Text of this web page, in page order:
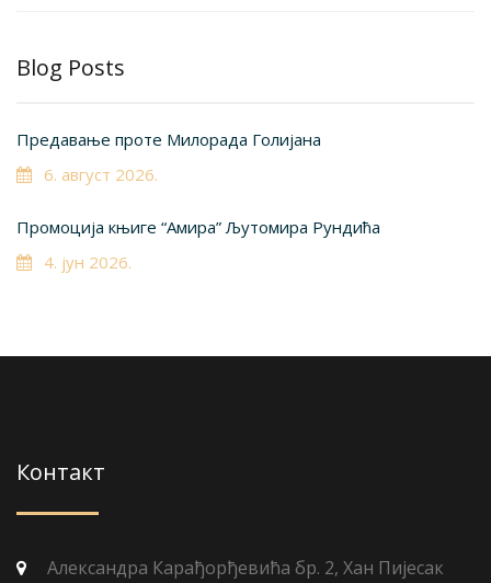
Blog Posts
Предавање проте Милорада Голијана
6. август 2026.
Промоција књиге “Амира” Љутомира Рундића
4. јун 2026.
Контакт
Александра Карађорђевића бр. 2, Хан Пијесак